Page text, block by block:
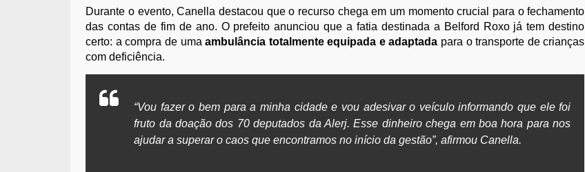
Durante o evento, Canella destacou que o recurso chega em um momento crucial para o fechamento
das contas de fim de ano. O prefeito anunciou que a fatia destinada a Belford Roxo já tem destino
certo: a compra de umaambulância totalmente equipada e adaptada para o transporte de crianças
com deficiência.
“Vou fazer o bem para a minha cidade e vou adesivar o veículo informando que ele foi
fruto da doação dos 70 deputados da Alerj. Esse dinheiro chega em boa hora para nos
ajudar a superar o caos que encontramos no início da gestão”, afirmou Canella.